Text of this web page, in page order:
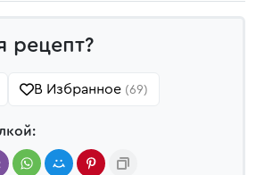
рецепт?
В Избранное (69)